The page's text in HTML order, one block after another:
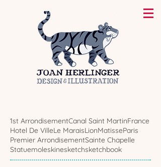
1st ArrondisementCanal Saint MartinFrance
Hotel De VilleLe MaraisLionMatisseParis
Premier ArrondisementSainte Chapelle
Statuemoleskinesketchsketchbook